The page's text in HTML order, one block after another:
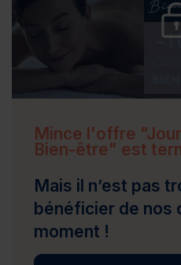
Mince l'offre
Bien-être" est
Mais il n’est pas
bénéficier de nos
moment !